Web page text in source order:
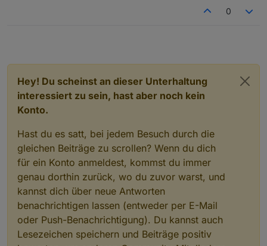
Projekt gefühlt ewig gezogen hat. Inzwischen musste
IP-Modellen, weil es schnell gehen musste.
Funksender und Aktoren wirklich ungern einfach
entsorgen. Leider fehlt mir mit zwei kleinen Kindern
hat auch schon bessere Tage gesehen.
Gibt es das Reparaturangebot noch? Ich würde mich
, ein paar
Dimmaktor irgendwo rumliegen, allerdings derzeit
0
Hey! Du scheinst an dieser Unterhaltung
interessiert zu sein, hast aber noch kein
Konto.
Hast du es satt, bei jedem Besuch durch die
gleichen Beiträge zu scrollen? Wenn du dich
für ein Konto anmeldest, kommst du immer
genau dorthin zurück, wo du zuvor warst, und
kannst dich über neue Antworten
benachrichtigen lassen (entweder per E-Mail
oder Push-Benachrichtigung). Du kannst auch
Lesezeichen speichern und Beiträge positiv